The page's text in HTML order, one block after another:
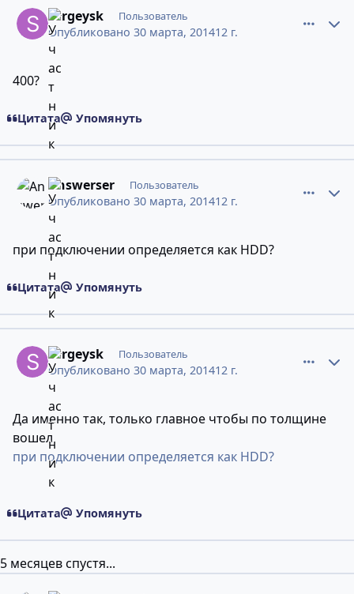
sergeysk Пользователь
Опубликовано 30 марта, 201412 г.
400?
Цитата Упомянуть
Answerser Пользователь
Опубликовано 30 марта, 201412 г.
при подключении определяется как HDD?
Цитата Упомянуть
sergeysk Пользователь
Опубликовано 30 марта, 201412 г.
Да именно так, только главное чтобы по толщине
вошел.
при подключении определяется как HDD?
Цитата Упомянуть
5 месяцев спустя...